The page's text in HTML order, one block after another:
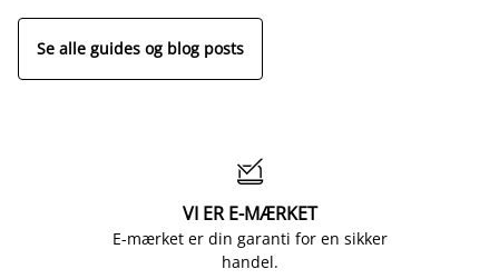
Se alle guides og blog posts

VI ER E-MÆRKET
E-mærket er din garanti for en sikker
handel.